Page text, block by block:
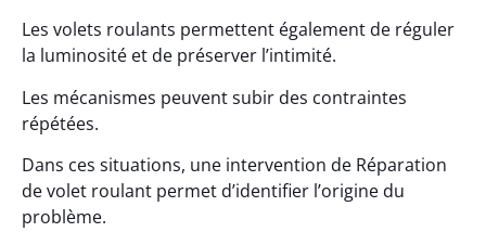
Les volets roulants permettent également de réguler
la luminosité et de préserver l’intimité.
Les mécanismes peuvent subir des contraintes
répétées.
Dans ces situations, une intervention de Réparation
de volet roulant permet d’identifier l’origine du
problème.